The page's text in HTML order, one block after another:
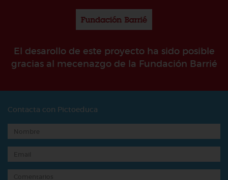
El desarollo de este proyecto ha sido posible
gracias al mecenazgo de la Fundación Barrié
Contacta con Pictoeduca